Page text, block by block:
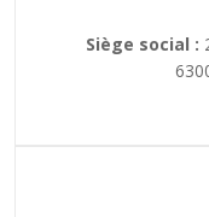
Siège social :